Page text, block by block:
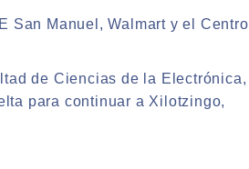
San Manuel, Walmart y el Centro
de Ciencias de la Electrónica,
para continuar a Xilotzingo,